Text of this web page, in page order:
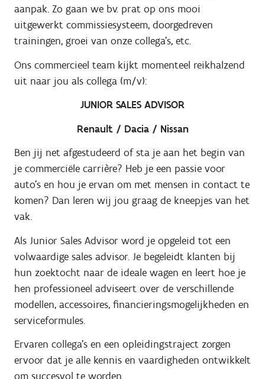
aanpak. Zo gaan we bv. prat op ons mooi
uitgewerkt commissiesysteem, doorgedreven
trainingen, groei van onze collega’s, etc.
Ons commercieel team kijkt momenteel reikhalzend
uit naar jou als collega (m/v):
JUNIOR SALES ADVISOR
Renault / Dacia / Nissan
Ben jij net afgestudeerd of sta je aan het begin van
je commerciële carrière? Heb je een passie voor
auto's en hou je ervan om met mensen in contact te
komen? Dan leren wij jou graag de kneepjes van het
vak.
Als Junior Sales Advisor word je opgeleid tot een
volwaardige sales advisor. Je begeleidt klanten bij
hun zoektocht naar de ideale wagen en leert hoe je
hen professioneel adviseert over de verschillende
modellen, accessoires, financieringsmogelijkheden en
serviceformules.
Ervaren collega's en een opleidingstraject zorgen
ervoor dat je alle kennis en vaardigheden ontwikkelt
om succesvol te worden.